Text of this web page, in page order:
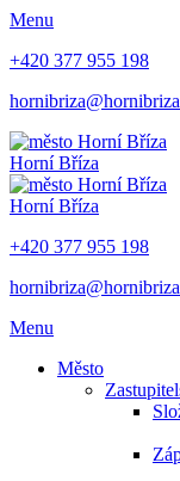
Menu
+420 377 955 198
Horní Bříza
Horní Bříza
+420 377 955 198
Menu
Město